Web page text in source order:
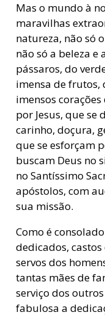
Mas o mundo à
maravilhas
natureza, não só
não só a beleza e
pássaros, do
imensa de frutos,
imensos
por Jesus, que
carinho, doçura,
que se esforçam
buscam Deus no
no Santíssimo
apóstolos, com
sua missão.
Como é
dedicados, castos
servos dos
tantas mães de
serviço dos
fabulosa a